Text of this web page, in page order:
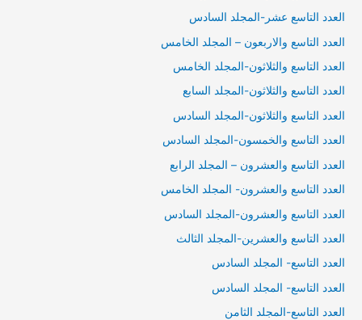
العدد التاسع عشر-المجلد السادس
العدد التاسع والاربعون – المجلد الخامس
العدد التاسع والثلاثون-المجلد الخامس
العدد التاسع والثلاثون-المجلد السابع
العدد التاسع والثلاثون-المجلد السادس
العدد التاسع والخمسون-المجلد السادس
العدد التاسع والعشرون – المجلد الرابع
العدد التاسع والعشرون- المجلد الخامس
العدد التاسع والعشرون-المجلد السادس
العدد التاسع والعشرين-المجلد الثالث
العدد التاسع- المجلد السادس
العدد التاسع- المجلد السادس
العدد التاسع-المجلد الثامن